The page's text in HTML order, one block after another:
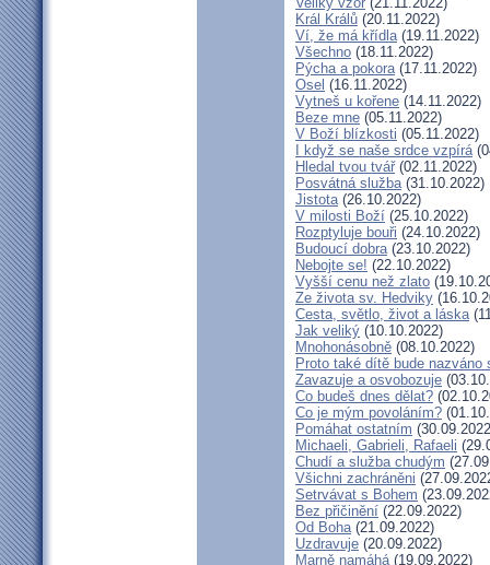
Král Králů (20.11.2022)
Ví, že má křídla(19.11.2022)
Všechno (18.11.2022)
Pýcha a pokora(17.11.2022)
Osel (16.11.2022)
Vytneš u kořene (14.11.2022)
Beze mne (05.11.2022)
V Boží blízkosti (05.11.2022)
I když se naše srdce vzpírá
Hledal tvou tvář(02.11.2022)
Posvátná služba(31.10.2022)
Jistota(26.10.2022)
V milosti Boží (25.10.2022)
Rozptyluje bouři (24.10.2022)
Budoucí dobra(23.10.2022)
Nebojte se! (22.10.2022)
Vyšší cenu než zlato
Ze života sv. Hedviky
Cesta, světlo, život a láska
Jak veliký (10.10.2022)
Mnohonásobně (08.10.2022)
Proto také dítě bude
Zavazuje a osvobozuje
Co budeš dnes dělat?
Co je mým povoláním?
Pomáhat ostatním
Michaeli, Gabrieli, Rafaeli
Chudí a služba chudým
Všichni zachráněni
Setrvávat s Bohem
Bez přičinění (22.09.2022)
Od Boha(21.09.2022)
Uzdravuje (20.09.2022)
Marně namáhá(19.09.2022)